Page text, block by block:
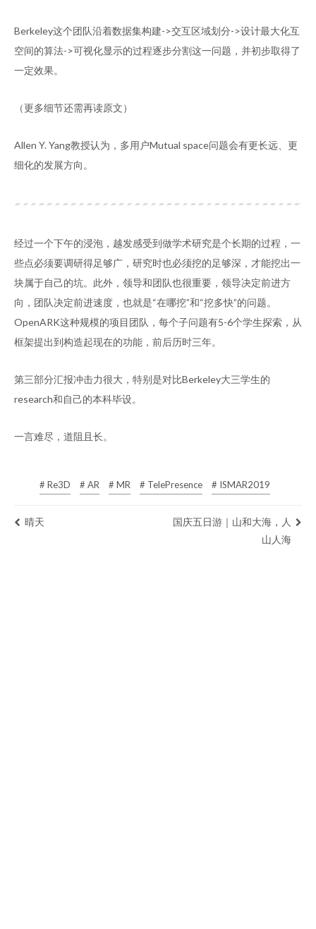
Berkeley这个团队沿着数据集构建->交互区域划分->设计最大化互
空间的算法->可视化显示的过程逐步分割这一问题，并初步取得了
一定效果。
（更多细节还需再读原文）
Allen Y. Yang教授认为，多用户Mutual space问题会有更长远、更
细化的发展方向。
经过一个下午的浸泡，越发感受到做学术研究是个长期的过程，一
些点必须要调研得足够广，研究时也必须挖的足够深，才能挖出一
块属于自己的坑。此外，领导和团队也很重要，领导决定前进方
向，团队决定前进速度，也就是“在哪挖”和“挖多快”的问题。
OpenARK这种规模的项目团队，每个子问题有5-6个学生探索，从
框架提出到构造起现在的功能，前后历时三年。
第三部分汇报冲击力很大，特别是对比Berkeley大三学生的
research和自己的本科毕设。
一言难尽，道阻且长。
# Re3D # AR # MR # TelePresence # ISMAR2019
晴天
国庆五日游｜山和大海，人
山人海